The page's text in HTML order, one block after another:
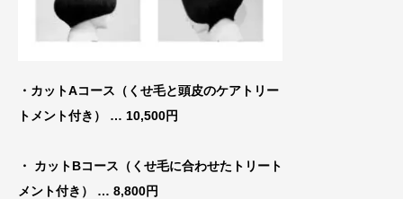
・カットAコース（くせ毛と頭皮のケアトリー
トメント付き） … 10,500円
・ カットBコース（くせ毛に合わせたトリート
メント付き）
… 8,800円